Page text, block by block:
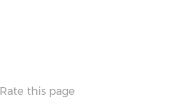
Rate this page